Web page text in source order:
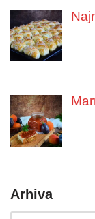
Arhiva